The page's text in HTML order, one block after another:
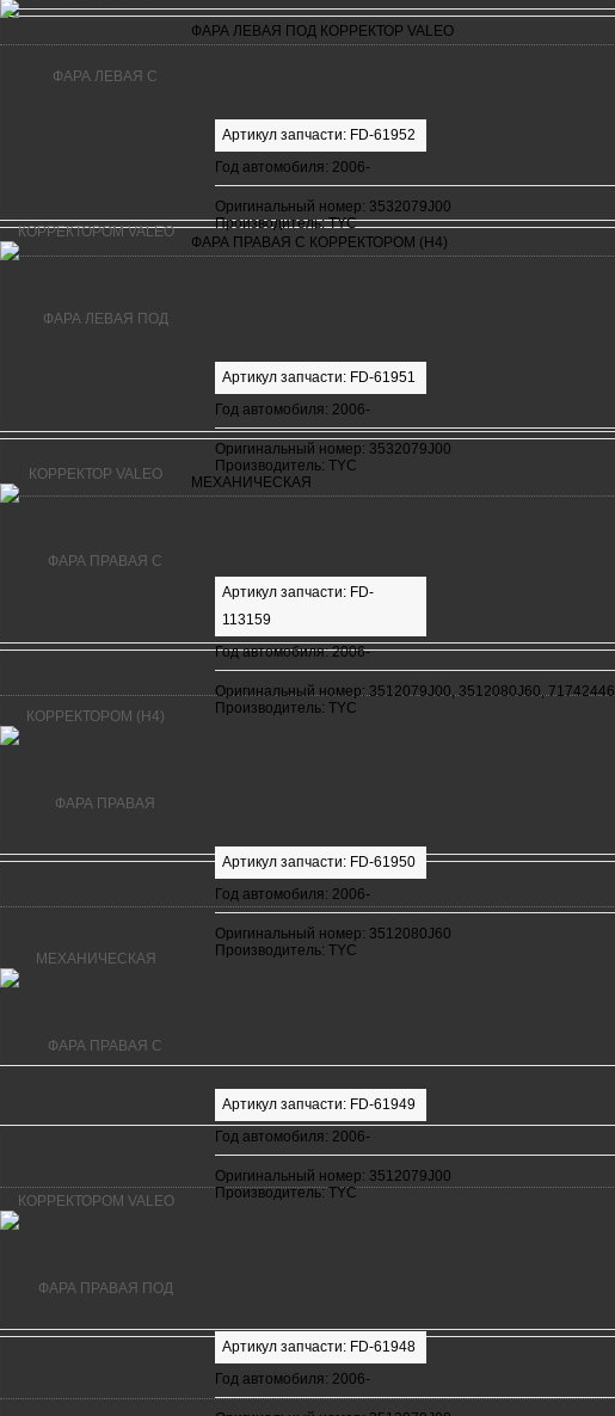
Артикул запчасти: FD-61952
Год автомобиля: 2006-
Оригинальный номер: 3532079J00
Производитель: TYC
ФАРА ЛЕВАЯ ПОД КОРРЕКТОР VALEO
Артикул запчасти: FD-61951
Год автомобиля: 2006-
Оригинальный номер: 3532079J00
Производитель: TYC
ФАРА ПРАВАЯ С КОРРЕКТОРОМ (Н4)
Артикул запчасти: FD-
113159
Год автомобиля: 2006-
Оригинальный номер: 3512079J00, 3512080J60, 71742446
Производитель: TYC
МЕХАНИЧЕСКАЯ
Артикул запчасти: FD-61950
Год автомобиля: 2006-
Оригинальный номер: 3512080J60
Производитель: TYC
Артикул запчасти: FD-61949
Год автомобиля: 2006-
Оригинальный номер: 3512079J00
Производитель: TYC
Артикул запчасти: FD-61948
Год автомобиля: 2006-